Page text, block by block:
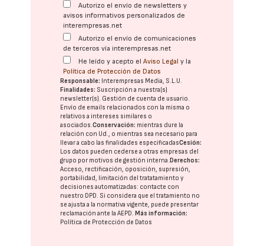
Autorizo el envío de newsletters y
avisos informativos personalizados de
interempresas.net
Autorizo el envío de comunicaciones
de terceros vía interempresas.net
He leído y acepto elAviso Legal y la
Política de Protección de Datos
Responsable: Interempresas Media, S.L.U.
Finalidades: Suscripción a nuestra(s)
newsletter(s). Gestión de cuenta de usuario.
Envío de emails relacionados con la misma o
relativos a intereses similares o
asociados.Conservación: mientras dure la
relación con Ud., o mientras sea necesario para
llevar a cabo las finalidades especificadasCesión:
Los datos pueden cederse a otras empresas del
grupo por motivos de gestión interna.Derechos:
Acceso, rectificación, oposición, supresión,
portabilidad, limitación del tratatamiento y
decisiones automatizadas: contacte con
nuestro DPD. Si considera que el tratamiento no
se ajusta a la normativa vigente, puede presentar
reclamación ante laAEPD.Más información:
Política de Protección de Datos